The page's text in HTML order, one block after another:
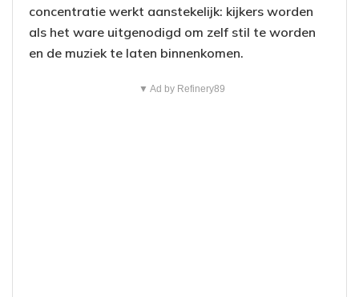
concentratie werkt aanstekelijk: kijkers worden
als het ware uitgenodigd om zelf stil te worden
en de muziek te laten binnenkomen.
▼ Ad by Refinery89